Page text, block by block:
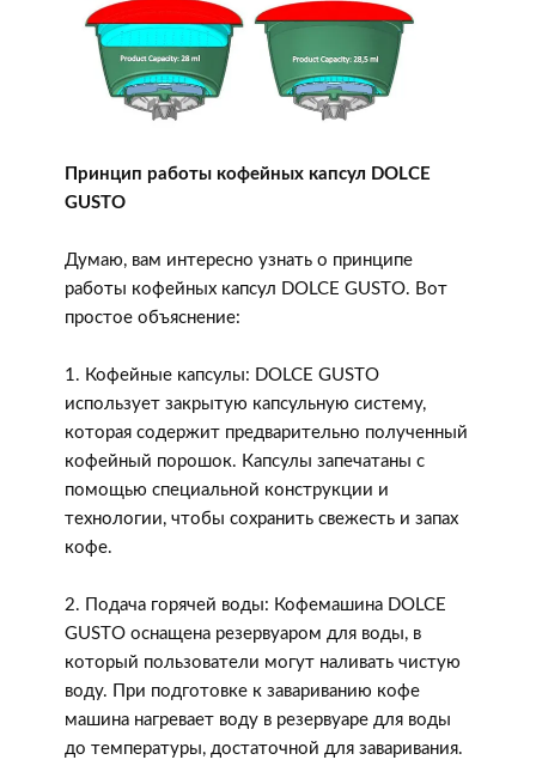
Принцип работы кофейных капсул DOLCE
GUSTO
Думаю, вам интересно узнать о принципе
работы кофейных капсул DOLCE GUSTO. Вот
простое объяснение:
1. Кофейные капсулы: DOLCE GUSTO
использует закрытую капсульную систему,
которая содержит предварительно полученный
кофейный порошок. Капсулы запечатаны с
помощью специальной конструкции и
технологии, чтобы сохранить свежесть и запах
кофе.
2. Подача горячей воды: Кофемашина DOLCE
GUSTO оснащена резервуаром для воды, в
который пользователи могут наливать чистую
воду. При подготовке к завариванию кофе
машина нагревает воду в резервуаре для воды
до температуры, достаточной для заваривания.